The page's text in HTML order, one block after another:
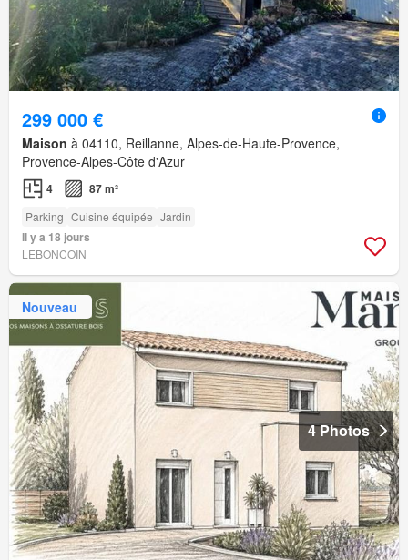
299 000 €
Maison à 04110, Reillanne, Alpes-de-Haute-Provence,
Provence-Alpes-Côte d'Azur
4 87 m²
Parking Cuisine équipée Jardin
Il y a 18 jours
LEBONCOIN
Nouveau
4 Photos